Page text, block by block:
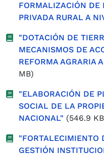
FORMALIZACIÓN DE
PRIVADA RURAL A
"DOTACIÓN DE
MECANISMOS DE
REFORMA AGRARIA
MB)
"ELABORACIÓN DE
SOCIAL DE LA
NACIONAL" (546.9
"FORTALECIMIENTO
GESTIÓN